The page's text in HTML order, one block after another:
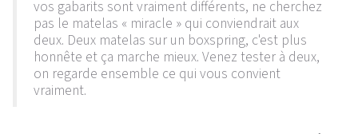
vos gabarits sont vraiment différents, ne cherchez
pas le matelas « miracle » qui conviendrait aux
deux. Deux matelas sur un boxspring, c'est plus
honnête et ça marche mieux. Venez tester à deux,
on regarde ensemble ce qui vous convient
vraiment.